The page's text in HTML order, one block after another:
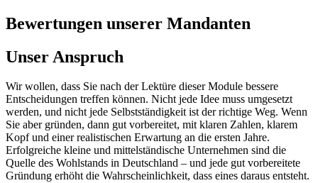
Bewertungen unserer Mandanten
Unser Anspruch
Wir wollen, dass Sie nach der Lektüre dieser Module bessere
Entscheidungen treffen können. Nicht jede Idee muss umgesetzt
werden, und nicht jede Selbstständigkeit ist der richtige Weg. Wenn
Sie aber gründen, dann gut vorbereitet, mit klaren Zahlen, klarem
Kopf und einer realistischen Erwartung an die ersten Jahre.
Erfolgreiche kleine und mittelständische Unternehmen sind die
Quelle des Wohlstands in Deutschland – und jede gut vorbereitete
Gründung erhöht die Wahrscheinlichkeit, dass eines daraus entsteht.